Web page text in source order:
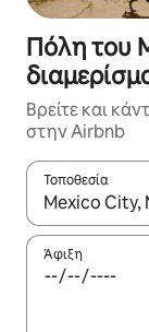
Πόλη του
Βρείτε και
στην Airbnb
Τοποθεσία
Όταν τα
Άφιξη